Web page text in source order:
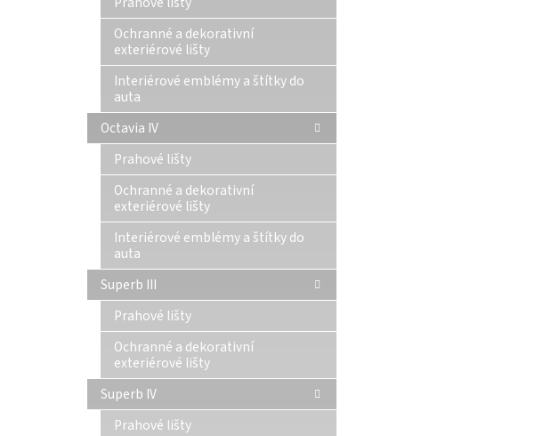
Ochranné a dekorativní
exteriérové lišty
Interiérové emblémy a štítky do
auta
Octavia IV
Prahové lišty
Ochranné a dekorativní
exteriérové lišty
Interiérové emblémy a štítky do
auta
Superb III
Prahové lišty
Ochranné a dekorativní
exteriérové lišty
Superb IV
Prahové lišty